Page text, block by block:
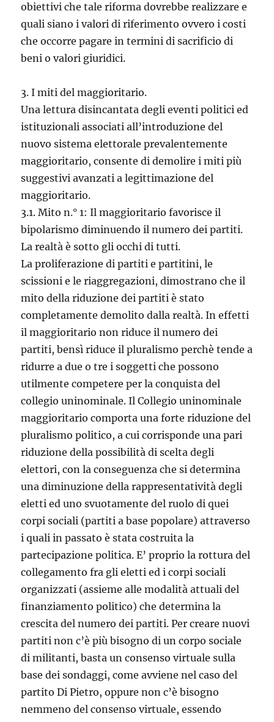
obiettivi che tale riforma dovrebbe realizzare e
quali siano i valori di riferimento ovvero i costi
che occorre pagare in termini di sacrificio di
beni o valori giuridici.
3. I miti del maggioritario.
Una lettura disincantata degli eventi politici ed
istituzionali associati all’introduzione del
nuovo sistema elettorale prevalentemente
maggioritario, consente di demolire i miti più
suggestivi avanzati a legittimazione del
maggioritario.
3.1. Mito n.° 1: Il maggioritario favorisce il
bipolarismo diminuendo il numero dei partiti.
La realtà è sotto gli occhi di tutti.
La proliferazione di partiti e partitini, le
scissioni e le riaggregazioni, dimostrano che il
mito della riduzione dei partiti è stato
completamente demolito dalla realtà. In effetti
il maggioritario non riduce il numero dei
partiti, bensì riduce il pluralismo perchè tende a
ridurre a due o tre i soggetti che possono
utilmente competere per la conquista del
collegio uninominale. Il Collegio uninominale
maggioritario comporta una forte riduzione del
pluralismo politico, a cui corrisponde una pari
riduzione della possibilità di scelta degli
elettori, con la conseguenza che si determina
una diminuzione della rappresentatività degli
eletti ed uno svuotamente del ruolo di quei
corpi sociali (partiti a base popolare) attraverso
i quali in passato è stata costruita la
partecipazione politica. E’ proprio la rottura del
collegamento fra gli eletti ed i corpi sociali
organizzati (assieme alle modalità attuali del
finanziamento politico) che determina la
crescita del numero dei partiti. Per creare nuovi
partiti non c’è più bisogno di un corpo sociale
di militanti, basta un consenso virtuale sulla
base dei sondaggi, come avviene nel caso del
partito Di Pietro, oppure non c’è bisogno
nemmeno del consenso virtuale, essendo